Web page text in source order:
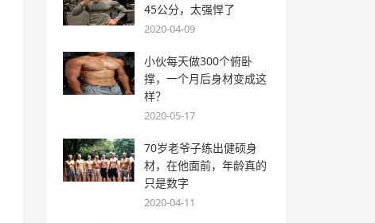
45公分，太强悍了
2020-04-09
小伙每天做300个俯卧
撑，一个月后身材变成这
样？
2020-05-17
70岁老爷子练出健硕身
材，在他面前，年龄真的
只是数字
2020-04-11